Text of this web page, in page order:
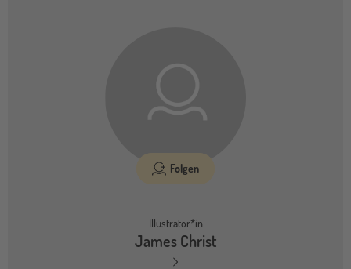
Folgen
Illustrator*in
James Christ